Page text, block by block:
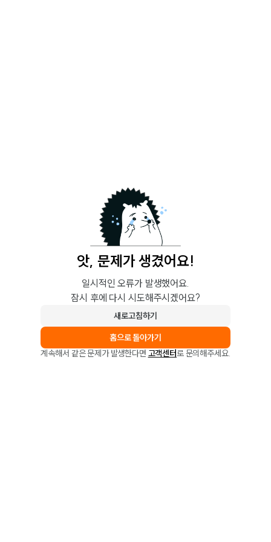
앗, 문제가 생겼어요!
일시적인 오류가 발생했어요.
잠시 후에 다시 시도해주시겠어요?
새로고침하기
홈으로 돌아가기
계속해서 같은 문제가 발생한다면 고객센터로 문의해주세요.